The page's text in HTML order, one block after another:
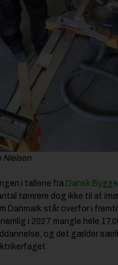
Nielsen
i tallene fra Dansk
tømrere dog ikke til at
Danmark står overfor i
i 2027 mangle hele
og det gælder